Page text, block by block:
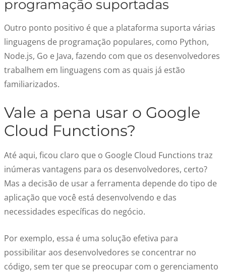
programação suportadas
Outro ponto positivo é que a plataforma suporta várias
linguagens de programação populares, como Python,
Node.js, Go e Java, fazendo com que os desenvolvedores
trabalhem em linguagens com as quais já estão
familiarizados.
Vale a pena usar o Google
Cloud Functions?
Até aqui, ficou claro que o Google Cloud Functions traz
inúmeras vantagens para os desenvolvedores, certo?
Mas a decisão de usar a ferramenta depende do tipo de
aplicação que você está desenvolvendo e das
necessidades específicas do negócio.
Por exemplo, essa é uma solução efetiva para
possibilitar aos desenvolvedores se concentrar no
código, sem ter que se preocupar com o gerenciamento